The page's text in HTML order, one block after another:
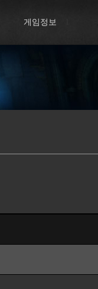
게임정보